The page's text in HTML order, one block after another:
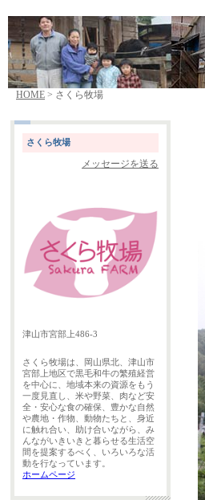
HOME > さくら牧場
さくら牧場
メッセージを送る
津山市宮部上486-3
さくら牧場は、岡山県北、津山市
宮部上地区で黒毛和牛の繁殖経営
を中心に、地域本来の資源をもう
一度見直し、米や野菜、肉など安
全・安心な食の確保、豊かな自然
や農地・作物、動物たちと、身近
に触れ合い、助け合いながら、み
んながいきいきと暮らせる生活空
間を提案するべく、いろいろな活
動を行なっています。
ホームページ